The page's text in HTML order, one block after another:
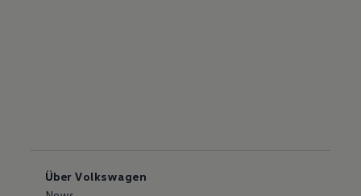
Über Volkswagen